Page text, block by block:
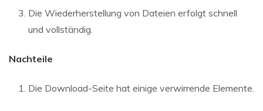
Die Wiederherstellung von Dateien erfolgt schnell
und vollständig.
Nachteile
Die Download-Seite hat einige verwirrende Elemente.